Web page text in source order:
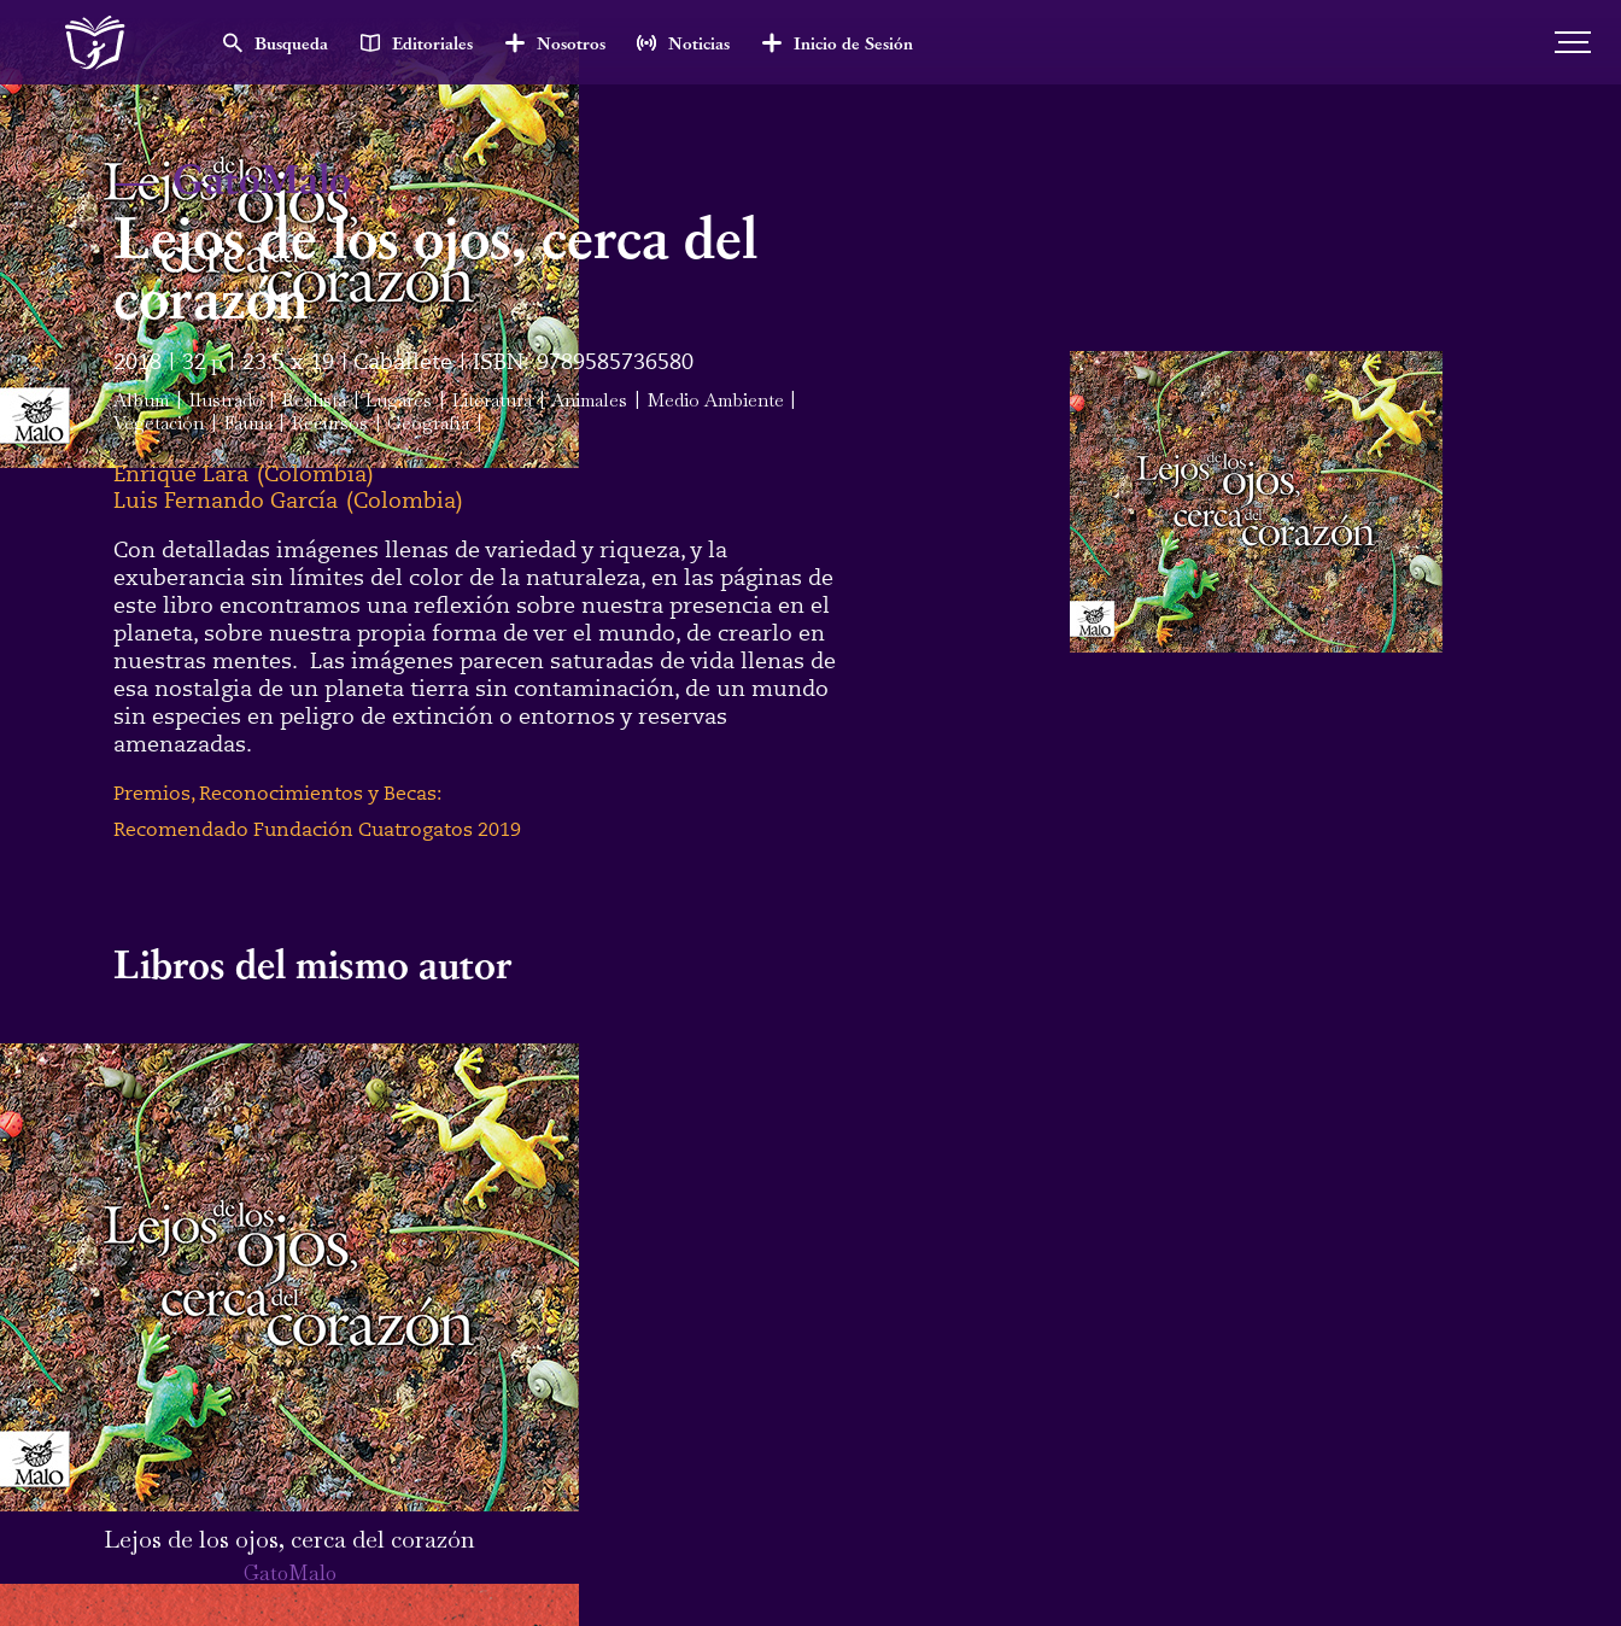
Busqueda Editoriales Nosotros Noticias Inicio de Sesión
— GatoMalo
Lejos de los ojos, cerca del
corazón
2018 | 32p | 23.5 x 19 | Caballete | ISBN: 9789585736580
Álbum | Ilustrado | Realista | Lugares | Literatura | Animales Medio Ambiente
Vegetación | Fauna | Recursos | Geografía |
Enrique Lara (Colombia)
Luis Fernando García (Colombia)
Con detalladas imágenes llenas de variedad y riqueza, y la
exuberancia sin límites del color de la naturaleza, en las páginas de
este libro encontramos una reflexión sobre nuestra presencia en el
planeta, sobre nuestra propia forma de ver el mundo, de crearlo en
nuestras mentes. Las imágenes parecen saturadas de vida llenas de
esa nostalgia de un planeta tierra sin contaminación, de un mundo
sin especies en peligro de extinción o entornos y reservas
amenazadas.
Premios, Reconocimientos y Becas:
Recomendado Fundación Cuatrogatos 2019
Libros del mismo autor
Lejos de los ojos, cerca del corazón
GatoMalo